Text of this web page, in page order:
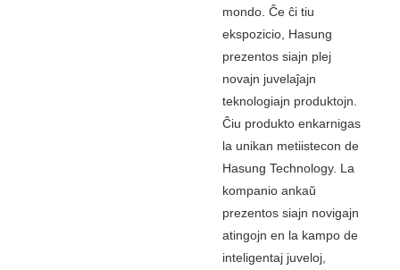
mondo. Ĉe ĉi tiu
ekspozicio, Hasung
prezentos siajn plej
novajn juvelaĵajn
teknologiajn produktojn.
Ĉiu produkto enkarnigas
la unikan metiistecon de
Hasung Technology. La
kompanio ankaŭ
prezentos siajn novigajn
atingojn en la kampo de
inteligentaj juveloj,